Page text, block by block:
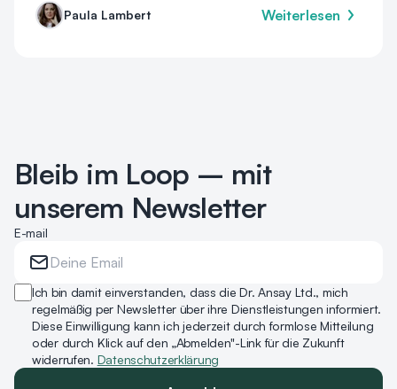
Paula Lambert Weiterlesen
Bleib im Loop – mit
unserem Newsletter
E-mail
Ich bin damit einverstanden, dass die Dr. Ansay Ltd., mich
regelmäßig per Newsletter über ihre Dienstleistungen informiert.
Diese Einwilligung kann ich jederzeit durch formlose Mitteilung
oder durch Klick auf den „Abmelden"-Link für die Zukunft
widerrufen. Datenschutzerklärung